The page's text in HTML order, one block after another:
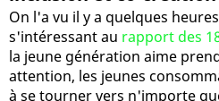
On l'a vu il y a quelques
s'intéressant au rapport des
la jeune génération aime
attention, les jeunes
à se tourner vers n'importe